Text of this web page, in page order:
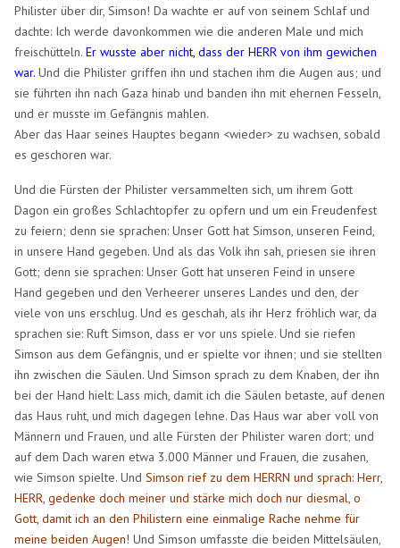
Philister über dir, Simson! Da wachte er auf von seinem Schlaf und
dachte: Ich werde davonkommen wie die anderen Male und mich
freischütteln. Er wusste aber nicht, dass der HERR von ihm gewichen
war. Und die Philister griffen ihn und stachen ihm die Augen aus; und
sie führten ihn nach Gaza hinab und banden ihn mit ehernen Fesseln,
und er musste im Gefängnis mahlen.
Aber das Haar seines Hauptes begann <wieder> zu wachsen, sobald
es geschoren war.
Und die Fürsten der Philister versammelten sich, um ihrem Gott
Dagon ein großes Schlachtopfer zu opfern und um ein Freudenfest
zu feiern; denn sie sprachen: Unser Gott hat Simson, unseren Feind,
in unsere Hand gegeben. Und als das Volk ihn sah, priesen sie ihren
Gott; denn sie sprachen: Unser Gott hat unseren Feind in unsere
Hand gegeben und den Verheerer unseres Landes und den, der
viele von uns erschlug. Und es geschah, als ihr Herz fröhlich war, da
sprachen sie: Ruft Simson, dass er vor uns spiele. Und sie riefen
Simson aus dem Gefängnis, und er spielte vor ihnen; und sie stellten
ihn zwischen die Säulen. Und Simson sprach zu dem Knaben, der ihn
bei der Hand hielt: Lass mich, damit ich die Säulen betaste, auf denen
das Haus ruht, und mich dagegen lehne. Das Haus war aber voll von
Männern und Frauen, und alle Fürsten der Philister waren dort; und
auf dem Dach waren etwa 3.000 Männer und Frauen, die zusahen,
wie Simson spielte. UndSimson rief zu dem HERRN und sprach: Herr,
HERR, gedenke doch meiner und stärke mich doch nur diesmal, o
Gott, damit ich an den Philistern eine einmalige Rache nehme für
meine beiden Augen!Und Simson umfasste die beiden Mittelsäulen,